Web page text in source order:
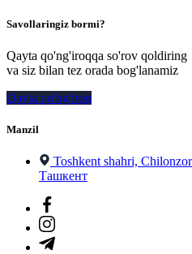
Savollaringiz bormi?
Qayta qo'ng'iroqqa so'rov qoldiring
va siz bilan tez orada bog'lanamiz
Qayta qo'ng'iroq
Manzil
Toshkent shahri,
Ташкент